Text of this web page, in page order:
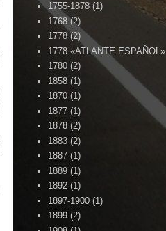
1755-1878 (1)
1768 (2)
1778 (2)
1778 «ATLANTE ESPAÑOL»
1780 (2)
1858 (1)
1870 (1)
1877 (1)
1878 (2)
1883 (2)
1887 (1)
1889 (1)
1892 (1)
1897-1900 (1)
1899 (2)